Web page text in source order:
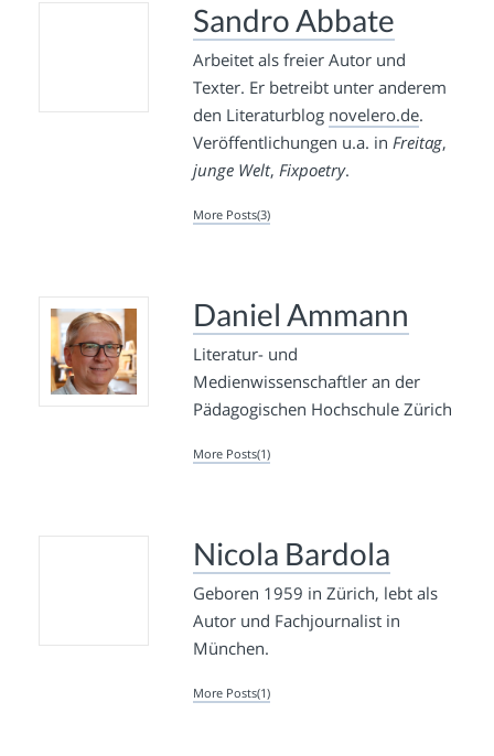
Sandro Abbate
Arbeitet als freier Autor und
Texter. Er betreibt unter anderem
den Literaturblog novelero.de.
Veröffentlichungen u.a. in Freitag,
junge Welt, Fixpoetry.
More Posts(3)
Daniel Ammann
Literatur- und
Medienwissenschaftler an der
Pädagogischen Hochschule Zürich
More Posts(1)
Nicola Bardola
Geboren 1959 in Zürich, lebt als
Autor und Fachjournalist in
München.
More Posts(1)